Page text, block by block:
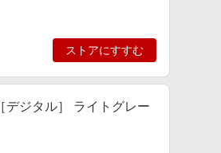
ストアにすすむ
デジタル］ ライトグレー